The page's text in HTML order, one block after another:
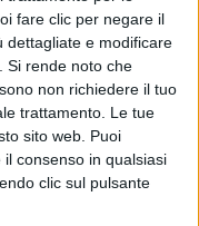
fare clic per negare il
dettagliate e modificare
Si rende noto che
non richiedere il tuo
trattamento. Le tue
sito web. Puoi
consenso in qualsiasi
clic sul pulsante
esibizioni delle
accordo con Rai,
della
le Nuove